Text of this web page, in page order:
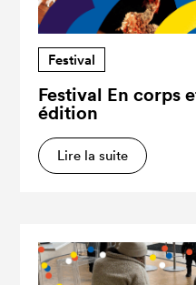
Festival
Festival En corps
édition
Lire la suite